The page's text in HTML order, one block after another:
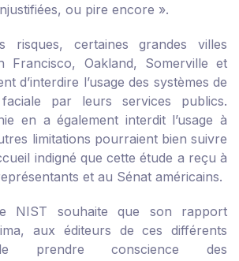
ou pire encore ».
risques, certaines grandes villes
Francisco, Oakland, Somerville et
d’interdire l’usage des systèmes de
faciale par leurs services publics.
en a également interdit l’usage à
limitations pourraient bien suivre
indigné que cette étude a reçu à
et au Sénat américains.
NIST souhaite que son rapport
aux éditeurs de ces différents
prendre conscience des